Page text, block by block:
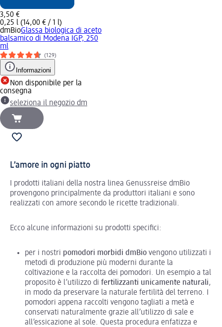
3,50 €
0,25 l (14,00 € / 1 l)
dmBioGlassa biologica di aceto
balsamico di Modena IGP, 250
ml
(129)
Informazioni
Non disponibile per la
consegna
seleziona il negozio dm
L’amore in ogni piatto
I prodotti italiani della nostra linea Genussreise dmBio
provengono principalmente da produttori italiani e sono
realizzati con amore secondo le ricette tradizionali.
Ecco alcune informazioni su prodotti specifici:
per i nostri pomodori morbidi dmBio vengono utilizzati i
metodi di produzione più moderni durante la
coltivazione e la raccolta dei pomodori. Un esempio a tal
proposito è l’utilizzo di fertilizzanti unicamente naturali,
in modo da preservare la naturale fertilità del terreno. I
pomodori appena raccolti vengono tagliati a metà e
conservati naturalmente grazie all’utilizzo di sale e
all’essicazione al sole. Questa procedura enfatizza e